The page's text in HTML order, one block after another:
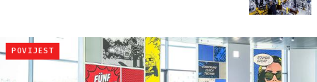
POVIJEST